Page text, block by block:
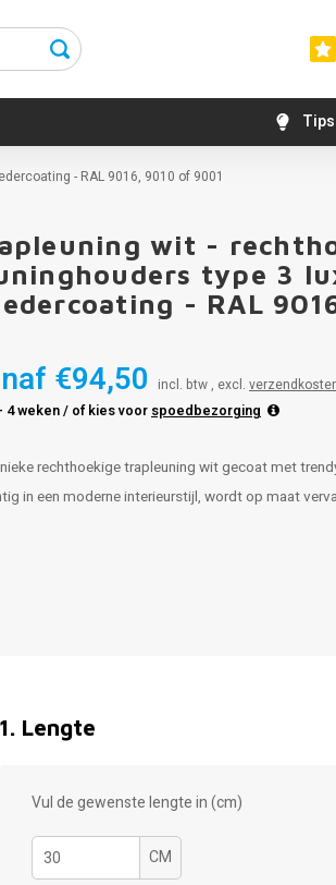
- RAL 9016, 9010 of 9001
wit -
type 3
- RAL
€94,50 incl. btw , excl.
4 weken/ of kies voor spoedbezorging
rechthoekige trapleuning wit gecoat met
in een moderne interieurstijl, wordt op maat
1. Lengte
Vul de gewenste lengte in (cm)
CM